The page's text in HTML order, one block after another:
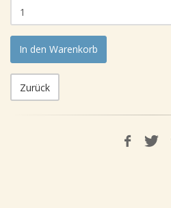
In den Warenkorb
Zurück